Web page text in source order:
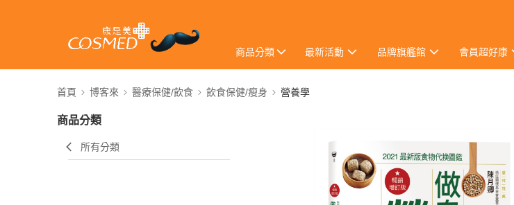
商品分類 最新活動 品牌旗艦館 會員超好康
首頁 博客來 醫療保健/飲食 飲食保健/瘦身 營養學
商品分類
所有分類